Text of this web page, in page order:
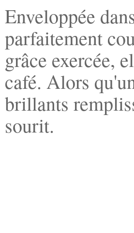
Enveloppée
parfaitement
grâce exercée,
café. Alors
brillants
sourit.